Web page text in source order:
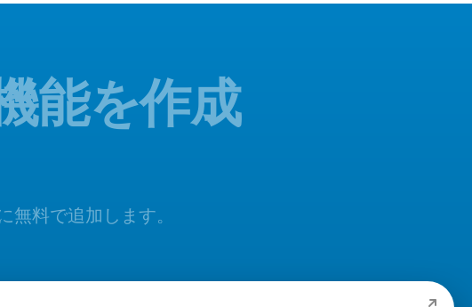
能を作成
料で追加します。